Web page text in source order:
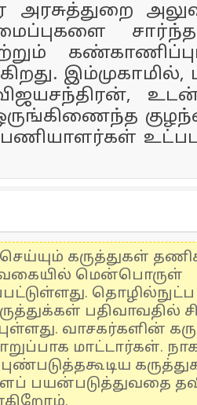
அரசுத்துறை
இம்முகாமில்,
செய்யும் கருத்துகள்
வகையில் மென்பொருள்
பதிவாவதில்
வாசகர்களின்
மாட்டார்கள்.
பயன்படுத்துவதை